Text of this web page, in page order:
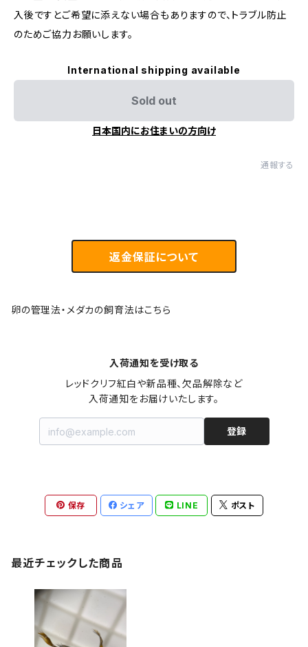
入後ですとご希望に添えない場合もありますので、トラブル防止
のためご協力お願いします。
International shipping available
Sold out
日本国内にお住まいの方向け
通報する
返金保証について
卵の管理法・メダカの飼育法はこちら
入荷通知を受け取る
レッドクリフ紅白や新品種、欠品解除など
入荷通知をお届けいたします。
登録
保存 シェア LINE ポスト
最近チェックした商品